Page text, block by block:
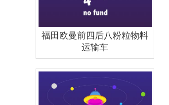
福田欧曼前四后八粉粒物料
运输车